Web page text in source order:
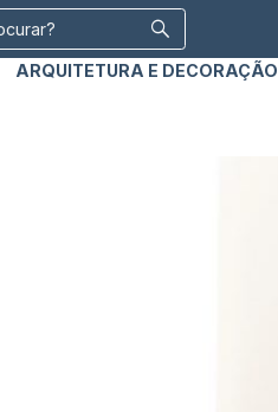
ARQUITETURA E DECORAÇÃO